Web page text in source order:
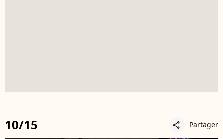
10/15 share Partager